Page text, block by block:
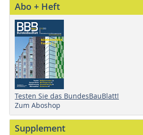
Abo + Heft
Testen Sie das BundesBauBlatt!
Zum Aboshop
Supplement